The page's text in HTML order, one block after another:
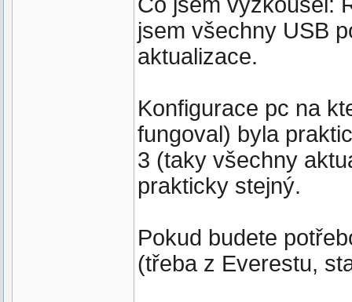
jsem všechny USB
aktualizace.
Konfigurace pc na
fungoval) byla
3 (taky všechny
prakticky stejný.
Pokud budete
(třeba z Everestu,